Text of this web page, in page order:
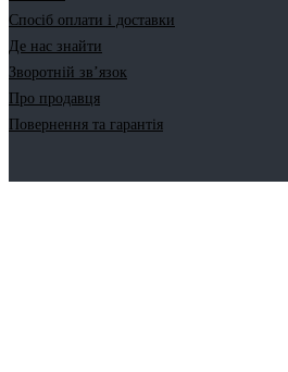
Спосіб оплати і доставки
Де нас знайти
Зворотній зв’язок
Про продавця
Повернення та гарантія